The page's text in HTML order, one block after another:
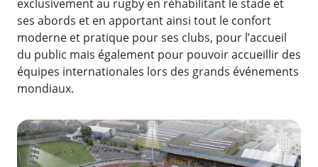
exclusivement au rugby en réhabilitant le stade et
ses abords et en apportant ainsi tout le confort
moderne et pratique pour ses clubs, pour l’accueil
du public mais également pour pouvoir accueillir des
équipes internationales lors des grands événements
mondiaux.